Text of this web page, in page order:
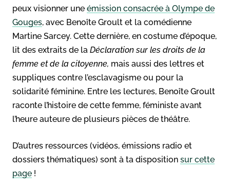
peux visionner une émission consacrée à Olympe de
Gouges, avec Benoîte Groult et la comédienne
Martine Sarcey. Cette dernière, en costume d’époque,
lit des extraits de la Déclaration sur les droits de la
femme et de la citoyenne, mais aussi des lettres et
suppliques contre l’esclavagisme ou pour la
solidarité féminine. Entre les lectures, Benoîte Groult
raconte l’histoire de cette femme, féministe avant
l’heure auteure de plusieurs pièces de théâtre.
D’autres ressources (vidéos, émissions radio et
dossiers thématiques) sont à ta disposition sur cette
page !